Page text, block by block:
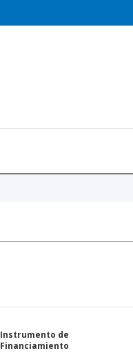
Instrumento de
Financiamiento